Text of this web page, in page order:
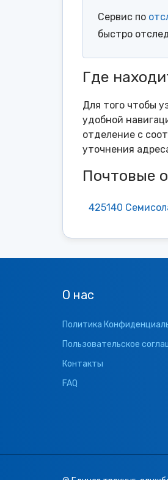
Сервис по
быстро
Где
Для того чтобы
удобной
отделение с
уточнения
Почтовые
425140
О нас
Политика
Пользовательское
Контакты
FAQ